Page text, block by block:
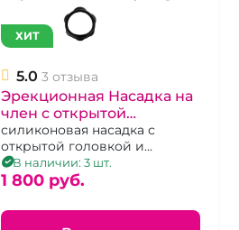
ХИТ
5.0 3 отзыва
Эрекционная Насадка на
член c открытой
головкой "Pallas" из
силикона
силиконовая насадка с
открытой головкой и
подхватом для мошонки
В наличии: 3 шт.
1 800 pуб.